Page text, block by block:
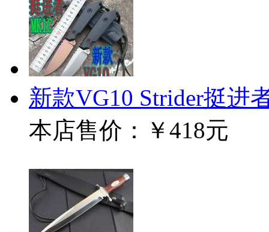
新款VG10 Strider挺进
本店售价：
￥418元